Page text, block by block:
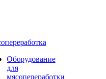
Оборудование
для
мясопереработки